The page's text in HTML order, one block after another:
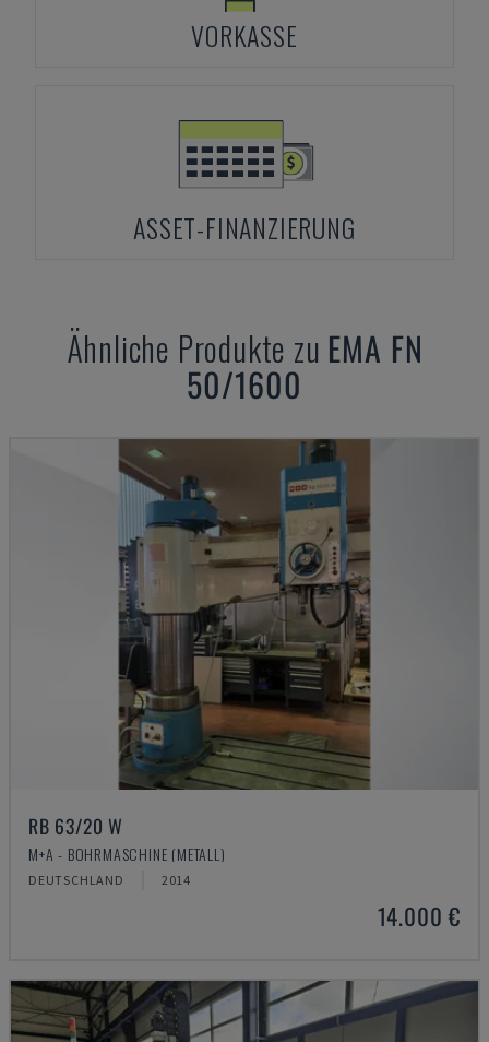
VORKASSE
ASSET-FINANZIERUNG
Ähnliche Produkte zu EMA FN
50/1600
RB 63/20 W
M+A - BOHRMASCHINE (METALL)
DEUTSCHLAND 2014
14.000 €